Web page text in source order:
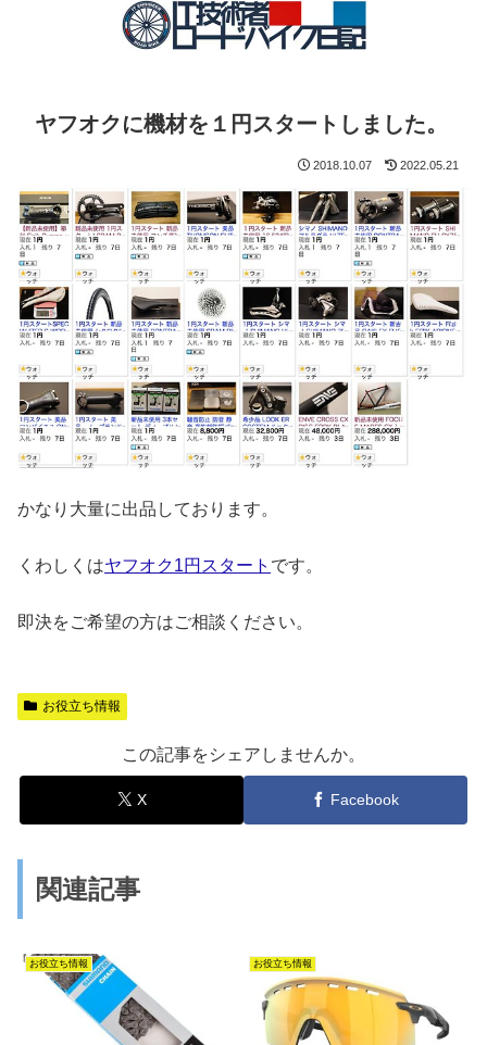
ヤフオクに機材を１円スタートしました。
2018.10.07 2022.05.21
かなり大量に出品しております。
くわしくはヤフオク1円スタート です。
即決をご希望の方はご相談ください。
お役立ち情報
この記事をシェアしませんか。
X Facebook
関連記事
お役立ち情報 お役立ち情報